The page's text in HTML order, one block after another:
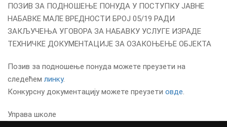
ПОЗИВ ЗА ПОДНОШЕЊЕ ПОНУДА У ПОСТУПКУ ЈАВНЕ
НАБАВКЕ МАЛЕ ВРЕДНОСТИ БРОЈ 05/19 РАДИ
ЗАКЉУЧЕЊА УГОВОРА ЗА НАБАВКУ УСЛУГЕ ИЗРАДЕ
ТЕХНИЧКЕ ДОКУМЕНТАЦИЈЕ ЗА ОЗАКОЊЕЊЕ ОБЈЕКТА
Позив за подношење понуда можете преузети на
следећем линку.
Конкурсну документацију можете преузети овде.
Управа школе